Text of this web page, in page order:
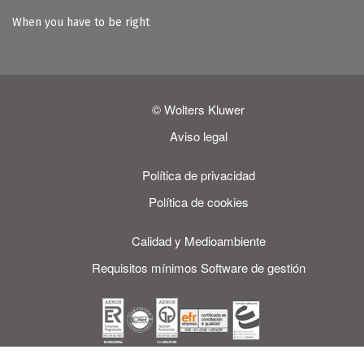
When you have to be right
© Wolters Kluwer
Aviso legal
Política de privacidad
Política de cookies
Calidad y Medioambiente
Requisitos mínimos Software de gestión